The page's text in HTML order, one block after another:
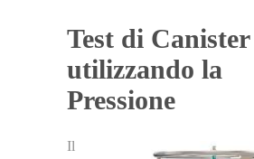
Test di Canister
utilizzando la
Pressione
Il